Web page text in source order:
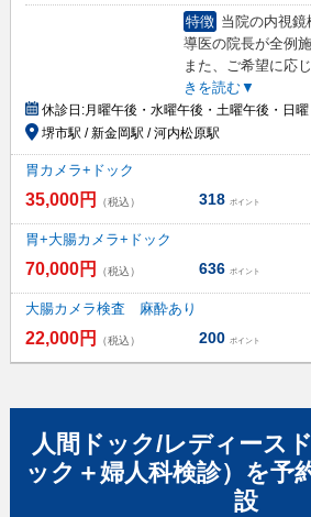
特徴 当院の内視
導医の院長が全例施
また、ご希望に応
きを読む▼
休診日:月曜午後・水曜午後・土曜午後・日曜
堺市駅 / 新金岡駅 / 河内松原駅
胃カメラ+ドック
35,000円 （税込） 318 ポイント
胃+大腸カメラ+ドック
70,000円 （税込） 636 ポイント
大腸カメラ検査 麻酔あり
22,000円 （税込） 200 ポイント
人間ドック/レディース
ック＋婦人科検診） を予
設